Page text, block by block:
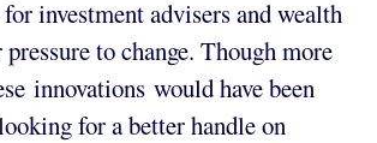
investment advisers and wealth
pressure to change. Though more
innovations would have been
for a better handle on